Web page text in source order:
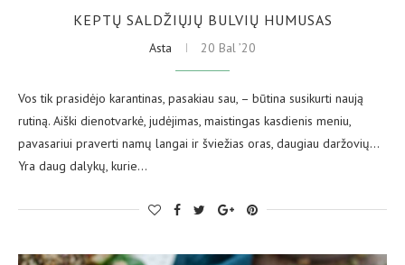
KEPTŲ SALDŽIŲJŲ BULVIŲ HUMUSAS
Asta 20 Bal ’20
Vos tik prasidėjo karantinas, pasakiau sau, – būtina susikurti naują
rutiną. Aiški dienotvarkė, judėjimas, maistingas kasdienis meniu,
pavasariui praverti namų langai ir šviežias oras, daugiau daržovių…
Yra daug dalykų, kurie…